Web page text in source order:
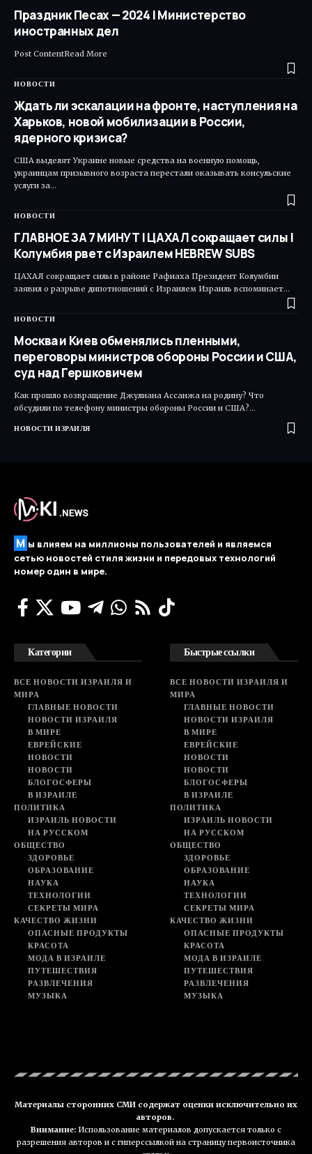
Праздник Песах — 2024 | Министерство
иностранных дел
Post ContentRead More ​
НОВОСТИ
Ждать ли эскалации на фронте, наступления на
Харьков, новой мобилизации в России,
ядерного кризиса?
США выделят Украине новые средства на военную помощь,
украинцам призывного возраста перестали оказывать консульские
услуги за…
НОВОСТИ
ГЛАВНОЕ ЗА 7 МИНУТ | ЦАХАЛ сокращает силы |
Колумбия рвет с Израилем HEBREW SUBS
ЦАХАЛ сокращает силы в районе Рафиаха Президент Колумбии
заявил о разрыве дипотношений с Израилем Израиль вспоминает…
НОВОСТИ
Москва и Киев обменялись пленными,
переговоры министров обороны России и США,
суд над Гершковичем
Как прошло возвращение Джулиана Ассанжа на родину? Что
обсудили по телефону министры обороны России и США?…
НОВОСТИ ИЗРАИЛЯ
М ы влияем на миллионы пользователей и являемся
сетью новостей стиля жизни и передовых технологий
номер один в мире.
Категории
ВСЕ НОВОСТИ ИЗРАИЛЯ И
МИРА
ГЛАВНЫЕ НОВОСТИ
НОВОСТИ ИЗРАИЛЯ
В МИРЕ
ЕВРЕЙСКИЕ
НОВОСТИ
НОВОСТИ
БЛОГОСФЕРЫ
В ИЗРАИЛЕ
ПОЛИТИКА
ИЗРАИЛЬ НОВОСТИ
НА РУССКОМ
ОБЩЕСТВО
ЗДОРОВЬЕ
ОБРАЗОВАНИЕ
НАУКА
ТЕХНОЛОГИИ
СЕКРЕТЫ МИРА
КАЧЕСТВО ЖИЗНИ
ОПАСНЫЕ ПРОДУКТЫ
КРАСОТА
МОДА В ИЗРАИЛЕ
ПУТЕШЕСТВИЯ
РАЗВЛЕЧЕНИЯ
МУЗЫКА
Быстрые ссылки
ВСЕ НОВОСТИ ИЗРАИЛЯ И
МИРА
ГЛАВНЫЕ НОВОСТИ
НОВОСТИ ИЗРАИЛЯ
В МИРЕ
ЕВРЕЙСКИЕ
НОВОСТИ
НОВОСТИ
БЛОГОСФЕРЫ
В ИЗРАИЛЕ
ПОЛИТИКА
ИЗРАИЛЬ НОВОСТИ
НА РУССКОМ
ОБЩЕСТВО
ЗДОРОВЬЕ
ОБРАЗОВАНИЕ
НАУКА
ТЕХНОЛОГИИ
СЕКРЕТЫ МИРА
КАЧЕСТВО ЖИЗНИ
ОПАСНЫЕ ПРОДУКТЫ
КРАСОТА
МОДА В ИЗРАИЛЕ
ПУТЕШЕСТВИЯ
РАЗВЛЕЧЕНИЯ
МУЗЫКА
Материалы сторонних СМИ содержат оценки исключительно их
авторов.
Внимание: Использование материалов допускается только с
разрешения авторов и с гиперссылкой на страницу первоисточника